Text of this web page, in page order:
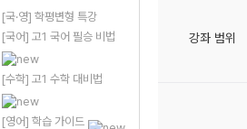
[국·영] 학평변형 특강
[국어] 고1 국어 필승 비법
[수학] 고1 수학 대비법
[영어] 학습 가이드
강좌 범위